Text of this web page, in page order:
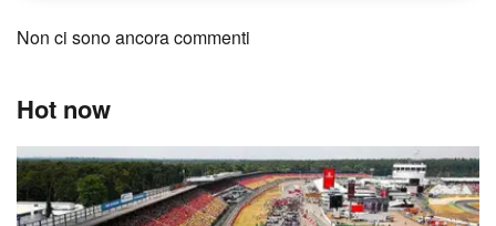
Non ci sono ancora commenti
Hot now